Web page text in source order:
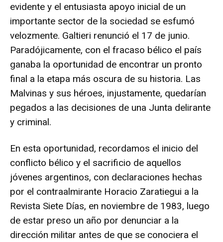
evidente y el entusiasta apoyo inicial de un
importante sector de la sociedad se esfumó
velozmente. Galtieri renunció el 17 de junio.
Paradójicamente, con el fracaso bélico el país
ganaba la oportunidad de encontrar un pronto
final a la etapa más oscura de su historia. Las
Malvinas y sus héroes, injustamente, quedarían
pegados a las decisiones de una Junta delirante
y criminal.
En esta oportunidad, recordamos el inicio del
conflicto bélico y el sacrificio de aquellos
jóvenes argentinos, con declaraciones hechas
por el contraalmirante Horacio Zaratiegui a la
Revista Siete Días, en noviembre de 1983, luego
de estar preso un año por denunciar a la
dirección militar antes de que se conociera el